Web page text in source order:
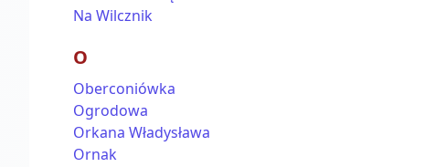
Na Wilcznik
O
Oberconiówka
Ogrodowa
Orkana Władysława
Ornak